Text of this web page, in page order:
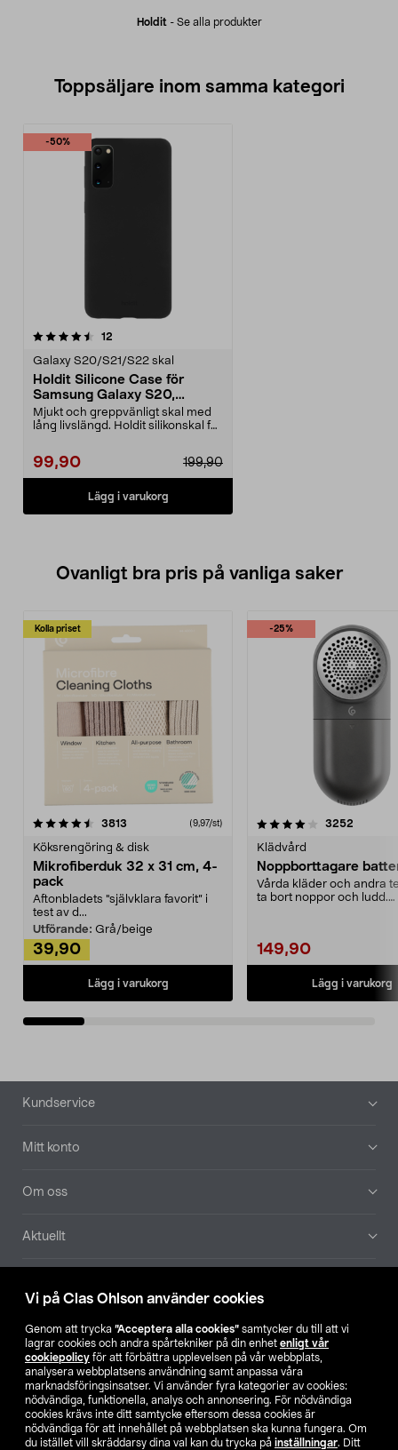
Vi på Clas Ohlson använder cookies
Genom att trycka ”Acceptera alla cookies” samtycker du till att vi
lagrar cookies och andra spårtekniker på din enhet enligt vår
cookiepolicy för att förbättra upplevelsen på vår webbplats,
analysera webbplatsens användning samt anpassa våra
marknadsföringsinsatser. Vi använder fyra kategorier av cookies:
nödvändiga, funktionella, analys och annonsering. För nödvändiga
cookies krävs inte ditt samtycke eftersom dessa cookies är
nödvändiga för att innehållet på webbplatsen ska kunna fungera. Om
du istället vill skräddarsy dina val kan du trycka på inställningar. Ditt
Holdit - Se alla produkter
Toppsäljare inom samma kategori
-50%
12
Galaxy S20/S21/S22 skal
Holdit Silicone Case för
Samsung Galaxy S20,
mobilskal
Mjukt och greppvänligt skal med
lång livslängd. Holdit silikonskal för
99,90 199,90
Lägg i varukorg
Ovanligt bra pris på vanliga saker
Kolla priset
3813 (9,97/st)
Köksrengöring & disk
Mikrofiberduk 32 x 31 cm, 4-
pack
Aftonbladets "självklara favorit” i
test av d...
Utförande: Grå/beige
39,90
Lägg i varukorg
-25%
4.0av 5 stjärnor 3252
Klädvård
Noppborttagare
Vårda kläder och andra
ta bort noppor och ludd.
149,90
Lägg i varukorg
4.5av 5 stjärnor
Sidfot
Kundservice
Mitt konto
Om oss
Aktuellt
Hitta butik
SE NO FI